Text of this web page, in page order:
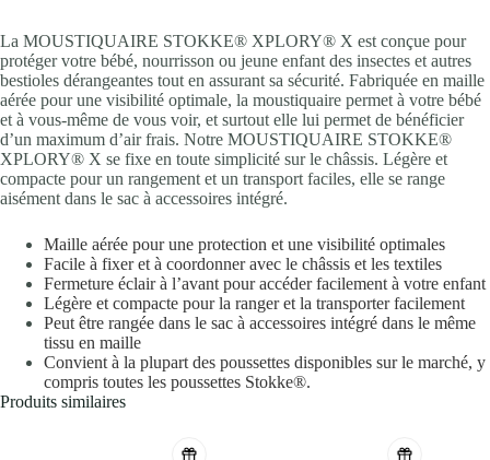
La MOUSTIQUAIRE STOKKE® XPLORY® X est conçue pour
protéger votre bébé, nourrisson ou jeune enfant des insectes et autres
bestioles dérangeantes tout en assurant sa sécurité. Fabriquée en maille
aérée pour une visibilité optimale, la moustiquaire permet à votre bébé
et à vous-même de vous voir, et surtout elle lui permet de bénéficier
d’un maximum d’air frais. ​Notre MOUSTIQUAIRE STOKKE®
XPLORY® X se fixe en toute simplicité sur le châssis. Légère et
compacte pour un rangement et un transport faciles, elle se range
aisément dans le sac à accessoires intégré.
Maille aérée pour une protection et une visibilité optimales
Facile à fixer et à coordonner avec le châssis et les textiles
Fermeture éclair à l’avant pour accéder facilement à votre enfant
Légère et compacte pour la ranger et la transporter facilement
Peut être rangée dans le sac à accessoires intégré dans le même
tissu en maille
Convient à la plupart des poussettes disponibles sur le marché, y
compris toutes les poussettes Stokke®.
Produits similaires